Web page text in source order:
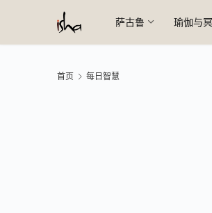
萨古鲁 瑜伽与
首页 每日智慧